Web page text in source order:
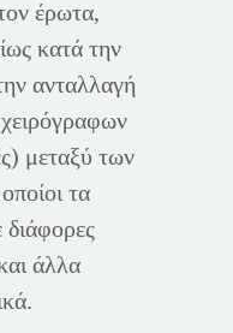
έρωτα,
κατά την
ανταλλαγή
μεταξύ των
τα
άλλα